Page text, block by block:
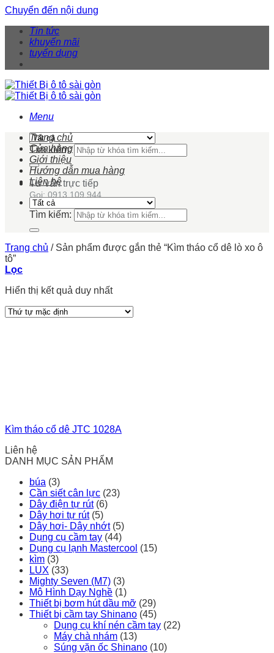
Chuyển đến nội dung
Tin tức
khuyến mãi
tuyển dụng
Menu
Tìm kiếm:
Tư vấn trực tiếp
Gọi: 0913 109 944
Trang chủ
Cửa hàng
Giới thiệu
Hướng dẫn mua hàng
Liên hệ
Tìm kiếm:
Trang chủ /Sản phẩm được gắn thẻ “Kìm tháo cổ dê lò xo ô
tô”
Lọc
Hiển thị kết quả duy nhất
Kìm tháo cổ dê JTC 1028A
Liên hệ
DANH MỤC SẢN PHẨM
búa (3)
Cần siết cân lực (23)
Dây điện tự rút (6)
Dây hơi tự rút (5)
Dây hơi- Dây nhớt (5)
Dụng cụ cầm tay (44)
Dụng cụ lạnh Mastercool (15)
kìm (3)
LUX (33)
Mighty Seven (M7) (3)
Mô Hình Dạy Nghề (1)
Thiết bị bơm hút dầu mỡ (29)
Thiết bị cầm tay Shinano (45)
Dụng cụ khí nén cầm tay (22)
Máy chà nhám (13)
Súng vặn ốc Shinano (10)